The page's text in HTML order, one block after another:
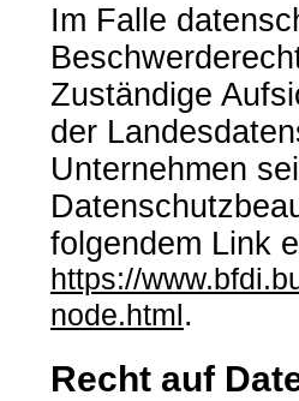
Im Falle
Zuständige
der
Unternehmen
folgendem Link
https://
node.html.
Recht auf